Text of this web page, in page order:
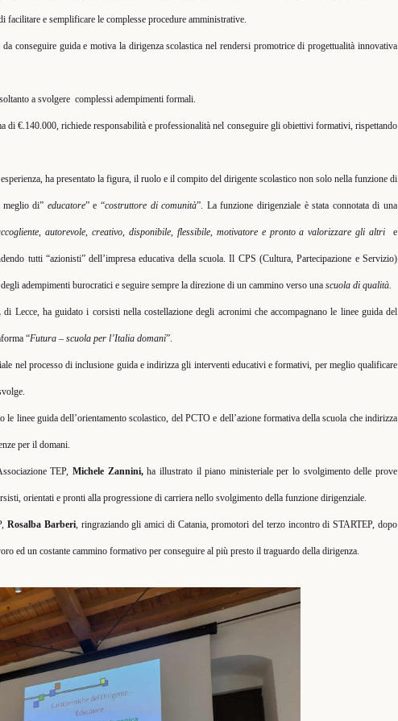
facilitare e semplificare le complesse procedure amministrative.
conseguire guida e motiva la dirigenza scolastica nel rendersi promotrice di progettualità innovativa
soltanto a svolgere complessi adempimenti formali.
di €.140.000, richiede responsabilità e professionalità nel conseguire gli obiettivi formativi, rispettando
ha presentato la figura, il ruolo e il compito del dirigente scolastico non solo nella funzione di
meglio di” educatore” e “costruttore di comunità”. La funzione dirigenziale è stata connotata di una
autorevole, creativo, disponibile, flessibile, motivatore e pronto a valorizzare gli altri e
tutti “azionisti” dell’impresa educativa della scuola. Il CPS (Cultura, Partecipazione e Servizio)
adempimenti burocratici e seguire sempre la direzione di un cammino verso una scuola di qualità.
di Lecce, ha guidato i corsisti nella costellazione degli acronimi che accompagnano le linee guida del
“Futura – scuola per l’Italia domani”.
nel processo di inclusione guida e indirizza gli interventi educativi e formativi, per meglio qualificare
le linee guida dell’orientamento scolastico, del PCTO e dell’azione formativa della scuola che indirizza
per il domani.
TEP,Michele Zannini,ha illustrato il piano ministeriale per lo svolgimento delle prove
orientati e pronti alla progressione di carriera nello svolgimento della funzione dirigenziale.
Rosalba Barberi, ringraziando gli amici di Catania, promotori del terzo incontro di STARTEP, dopo
ed un costante cammino formativo per conseguire al più presto il traguardo della dirigenza.